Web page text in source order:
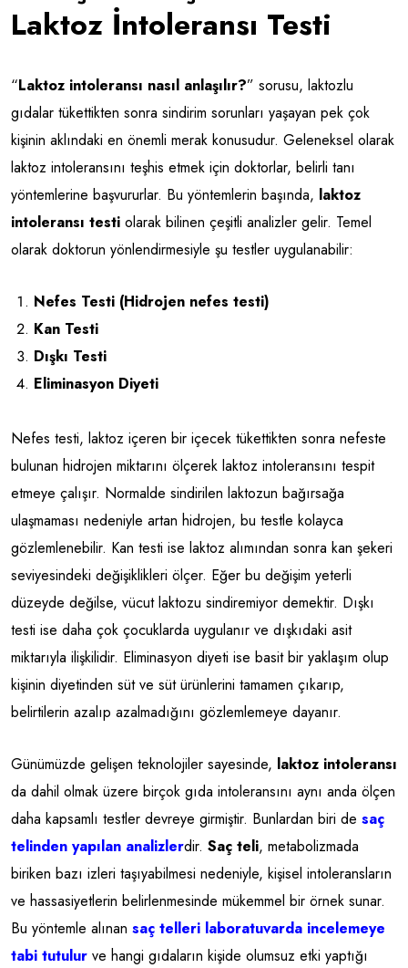
Laktoz İntoleransı Testi
“Laktoz intoleransı nasıl anlaşılır?” sorusu, laktozlu
gıdalar tükettikten sonra sindirim sorunları yaşayan pek çok
kişinin aklındaki en önemli merak konusudur. Geleneksel olarak
laktoz intoleransını teşhis etmek için doktorlar, belirli tanı
yöntemlerine başvururlar. Bu yöntemlerin başında, laktoz
intoleransı testi olarak bilinen çeşitli analizler gelir. Temel
olarak doktorun yönlendirmesiyle şu testler uygulanabilir:
Nefes Testi (Hidrojen nefes testi)
Kan Testi
Dışkı Testi
Eliminasyon Diyeti
Nefes testi, laktoz içeren bir içecek tükettikten sonra nefeste
bulunan hidrojen miktarını ölçerek laktoz intoleransını tespit
etmeye çalışır. Normalde sindirilen laktozun bağırsağa
ulaşmaması nedeniyle artan hidrojen, bu testle kolayca
gözlemlenebilir. Kan testi ise laktoz alımından sonra kan şekeri
seviyesindeki değişiklikleri ölçer. Eğer bu değişim yeterli
düzeyde değilse, vücut laktozu sindiremiyor demektir. Dışkı
testi ise daha çok çocuklarda uygulanır ve dışkıdaki asit
miktarıyla ilişkilidir. Eliminasyon diyeti ise basit bir yaklaşım olup
kişinin diyetinden süt ve süt ürünlerini tamamen çıkarıp,
belirtilerin azalıp azalmadığını gözlemlemeye dayanır.
Günümüzde gelişen teknolojiler sayesinde, laktoz intoleransı
da dahil olmak üzere birçok gıda intoleransını aynı anda ölçen
daha kapsamlı testler devreye girmiştir. Bunlardan biri de saç
telinden yapılan analizlerdir. Saç teli, metabolizmada
biriken bazı izleri taşıyabilmesi nedeniyle, kişisel intoleransların
ve hassasiyetlerin belirlenmesinde mükemmel bir örnek sunar.
Bu yöntemle alınan saç telleri laboratuvarda incelemeye
tabi tutulur ve hangi gıdaların kişide olumsuz etki yaptığı